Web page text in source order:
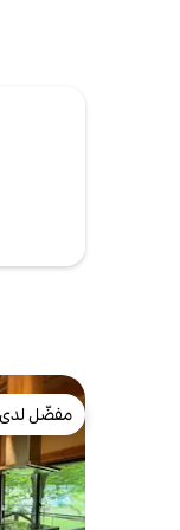
الخشبية
الممتدة
بسلاسة
جبل فوجي:
[تجربة
الضوء
[المعدات
الشرفة،
ومشاهدة
مجهزة
هذه منطقة
ستكون
مفضّل
مفضّل